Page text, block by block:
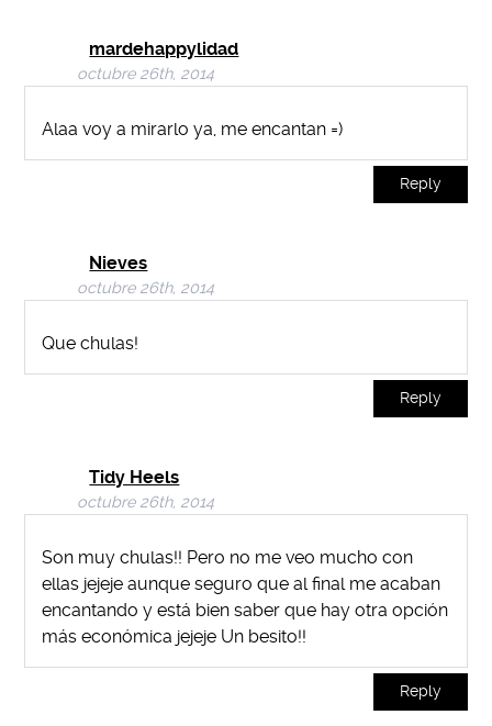
mardehappylidad
octubre 26th, 2014
Alaa voy a mirarlo ya, me encantan =)
Reply
Nieves
octubre 26th, 2014
Que chulas!
Reply
Tidy Heels
octubre 26th, 2014
Son muy chulas!! Pero no me veo mucho con
ellas jejeje aunque seguro que al final me acaban
encantando y está bien saber que hay otra opción
más económica jejeje Un besito!!
Reply